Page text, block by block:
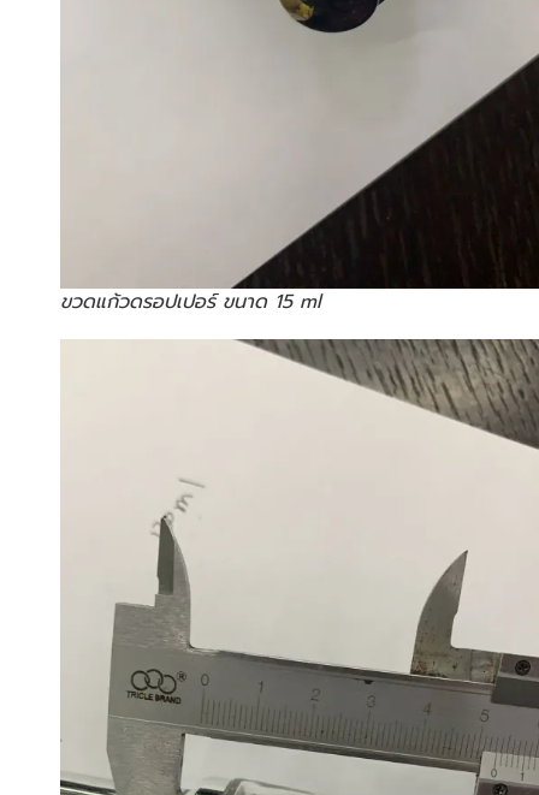
ขวดแก้วดรอปเปอร์ ขนาด 15 ml